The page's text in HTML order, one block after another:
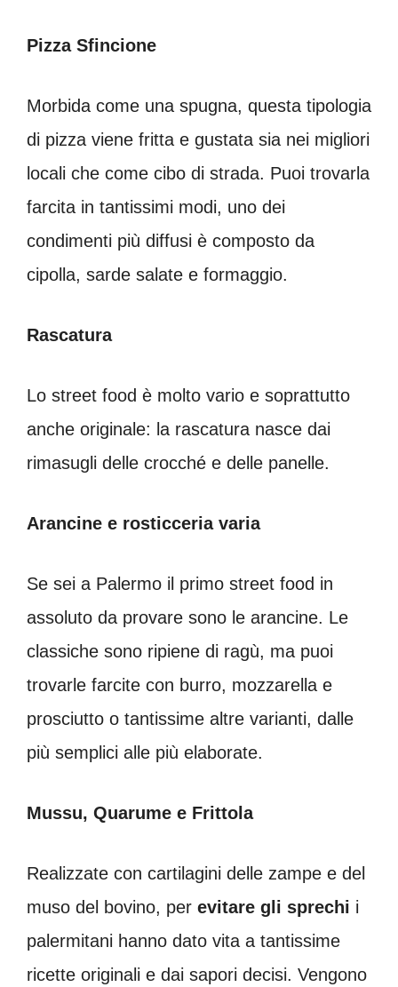
Pizza Sfincione
Morbida come una spugna, questa tipologia
di pizza viene fritta e gustata sia nei migliori
locali che come cibo di strada. Puoi trovarla
farcita in tantissimi modi, uno dei
condimenti più diffusi è composto da
cipolla, sarde salate e formaggio.
Rascatura
Lo street food è molto vario e soprattutto
anche originale: la rascatura nasce dai
rimasugli delle crocché e delle panelle.
Arancine e rosticceria varia
Se sei a Palermo il primo street food in
assoluto da provare sono le arancine. Le
classiche sono ripiene di ragù, ma puoi
trovarle farcite con burro, mozzarella e
prosciutto o tantissime altre varianti, dalle
più semplici alle più elaborate.
Mussu, Quarume e Frittola
Realizzate con cartilagini delle zampe e del
muso del bovino, per evitare gli sprechi i
palermitani hanno dato vita a tantissime
ricette originali e dai sapori decisi. Vengono